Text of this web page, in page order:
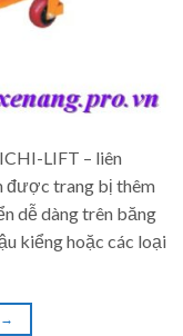
LIFT – liên
được trang bị thêm
dễ dàng trên băng
kiểng hoặc các loại
→